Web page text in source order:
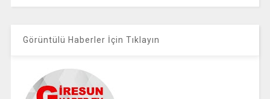
Görüntülü Haberler İçin Tıklayın